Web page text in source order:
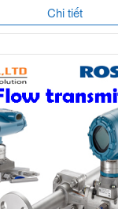
Chi tiết